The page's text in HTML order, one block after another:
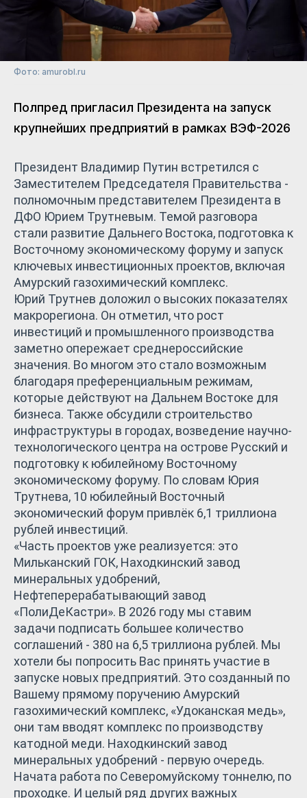
Фото: amurobl.ru
Полпред пригласил Президента на запуск
крупнейших предприятий в рамках ВЭФ-2026
Президент Владимир Путин встретился с
Заместителем Председателя Правительства -
полномочным представителем Президента в
ДФО Юрием Трутневым. Темой разговора
стали развитие Дальнего Востока, подготовка к
Восточному экономическому форуму и запуск
ключевых инвестиционных проектов, включая
Амурский газохимический комплекс.
Юрий Трутнев доложил о высоких показателях
макрорегиона. Он отметил, что рост
инвестиций и промышленного производства
заметно опережает среднероссийские
значения. Во многом это стало возможным
благодаря преференциальным режимам,
которые действуют на Дальнем Востоке для
бизнеса. Также обсудили строительство
инфраструктуры в городах, возведение научно-
технологического центра на острове Русский и
подготовку к юбилейному Восточному
экономическому форуму. По словам Юрия
Трутнева, 10 юбилейный Восточный
экономический форум привлёк 6,1 триллиона
рублей инвестиций.
«Часть проектов уже реализуется: это
Мильканский ГОК, Находкинский завод
минеральных удобрений,
Нефтеперерабатывающий завод
«ПолиДеКастри». В 2026 году мы ставим
задачи подписать большее количество
соглашений - 380 на 6,5 триллиона рублей. Мы
хотели бы попросить Вас принять участие в
запуске новых предприятий. Это созданный по
Вашему прямому поручению Амурский
газохимический комплекс, «Удоканская медь»,
они там вводят комплекс по производству
катодной меди. Находкинский завод
минеральных удобрений - первую очередь.
Начата работа по Северомуйскому тоннелю, по
проходке. И целый ряд других важных